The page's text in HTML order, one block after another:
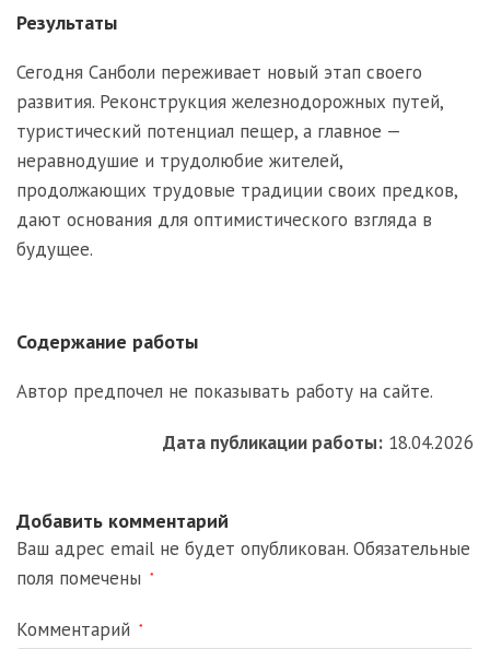
Результаты
Сегодня Санболи переживает новый этап своего
развития. Реконструкция железнодорожных путей,
туристический потенциал пещер, а главное —
неравнодушие и трудолюбие жителей,
продолжающих трудовые традиции своих предков,
дают основания для оптимистического взгляда в
будущее.
Содержание работы
Автор предпочел не показывать работу на сайте.
Дата публикации работы: 18.04.2026
Добавить комментарий
Ваш адрес email не будет опубликован. Обязательные
поля помечены
*
Комментарий *